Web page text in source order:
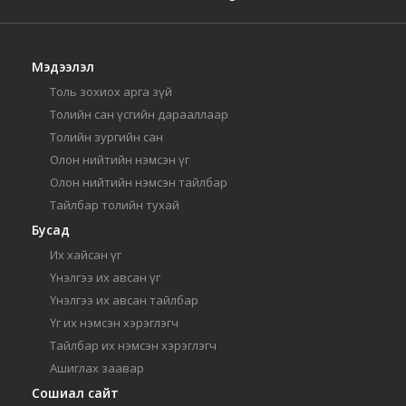
Мэдээлэл
Толь зохиох арга зүй
Толийн сан үсгийн дарааллаар
Толийн зургийн сан
Олон нийтийн нэмсэн үг
Олон нийтийн нэмсэн тайлбар
Тайлбар толийн тухай
Бусад
Их хайсан үг
Үнэлгээ их авсан үг
Үнэлгээ их авсан тайлбар
Үг их нэмсэн хэрэглэгч
Тайлбар их нэмсэн хэрэглэгч
Ашиглах заавар
Сошиал сайт